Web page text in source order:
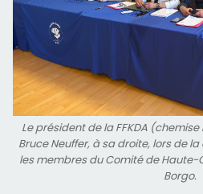
Le président de la FFKDA
Bruce Neuffer, à sa droite, lors de
les membres du Comité de
Borgo.